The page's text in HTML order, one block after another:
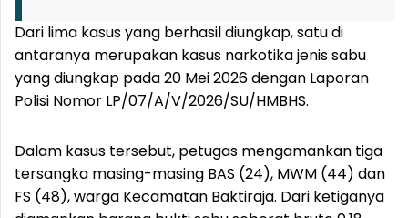
Dari lima kasus yang berhasil diungkap, satu di
antaranya merupakan kasus narkotika jenis sabu
yang diungkap pada 20 Mei 2026 dengan Laporan
Polisi Nomor LP/07/A/V/2026/SU/HMBHS.
Dalam kasus tersebut, petugas mengamankan tiga
tersangka masing-masing BAS (24), MWM (44) dan
FS (48), warga Kecamatan Baktiraja. Dari ketiganya